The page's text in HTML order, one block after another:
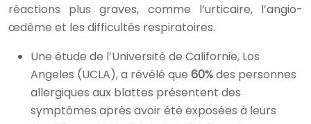
réactions plus graves, comme l’urticaire, l’angio-
œdème et les difficultés respiratoires.
Une étude de l’Université de Californie, Los
Angeles (UCLA), a révélé que 60%des personnes
allergiques aux blattes présentent des
symptômes après avoir été exposées à leurs